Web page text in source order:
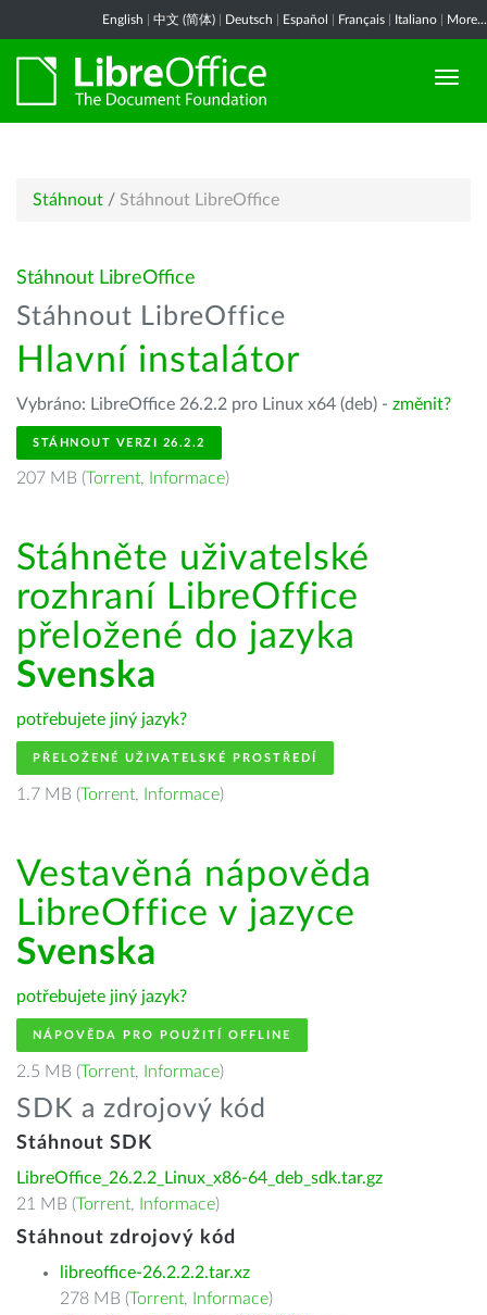
English 中文 (简体) Deutsch Español Français Italiano More...
Stáhnout / Stáhnout LibreOffice
Stáhnout LibreOffice
Stáhnout LibreOffice
Hlavní instalátor
Vybráno: LibreOffice 26.2.2 pro Linux x64 (deb) - změnit?
STÁHNOUT VERZI 26.2.2
207 MB (Torrent, Informace)
Stáhněte uživatelské
rozhraní LibreOffice
přeložené do jazyka
Svenska
potřebujete jiný jazyk?
PŘELOŽENÉ UŽIVATELSKÉ PROSTŘEDÍ
1.7 MB (Torrent, Informace)
Vestavěná nápověda
LibreOffice v jazyce
Svenska
potřebujete jiný jazyk?
NÁPOVĚDA PRO POUŽITÍ OFFLINE
2.5 MB (Torrent, Informace)
SDK a zdrojový kód
Stáhnout SDK
LibreOffice_26.2.2_Linux_x86-64_deb_sdk.tar.gz
21 MB (Torrent, Informace)
Stáhnout zdrojový kód
libreoffice-26.2.2.2.tar.xz
278 MB (Torrent, Informace)